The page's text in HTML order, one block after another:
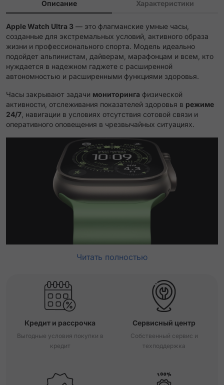
Описание Характеристики
Apple Watch Ultra 3 — это флагманские умные часы,
созданные для экстремальных условий, активного образа
жизни и профессионального спорта. Модель идеально
подойдет альпинистам, дайверам, марафонцам и всем, кто
нуждается в надежном гаджете с расширенной
автономностью и расширенными функциями здоровья.
Часы закрывают задачи мониторинга физической
активности, отслеживания показателей здоровья в режиме
24/7 , навигации в условиях отсутствия сотовой связи и
оперативного оповещения в чрезвычайных ситуациях.
Читать полностью
Кредит и рассрочка
Выгодные условия покупки в
кредит
Сервисный центр
Собственный сервис и
техподдержка